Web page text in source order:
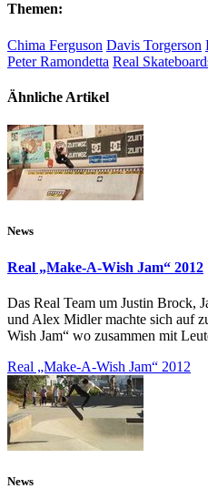
Themen:
Chima Ferguson Davis Torgerson
Peter Ramondetta Real
Ähnliche Artikel
News
Real „Make-A-Wish Jam“ 2012
Das Real Team um Justin Brock,
und Alex Midler machte sich auf
Wish Jam“ wo zusammen mit
Real „Make-A-Wish Jam“ 2012
News